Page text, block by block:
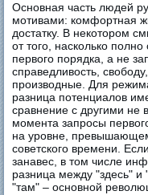
Основная часть людей
мотивами: комфортная
достатку. В некотором
от того, насколько
первого порядка, а не
справедливость,
производные. Для
разница потенциалов
сравнение с другими не
момента запросы
на уровне,
советского времени.
занавес, в том числе
разница между "здесь"
"там" – основной